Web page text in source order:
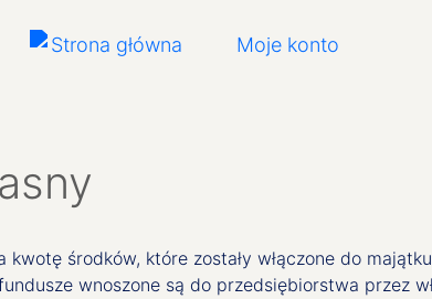
Moje konto
kwotę środków, które zostały włączone do
wnoszone są do przedsiębiorstwa przez